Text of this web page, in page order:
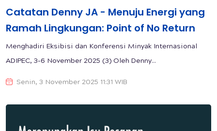
Catatan Denny JA - Menuju Energi yang
Ramah Lingkungan: Point of No Return
Menghadiri Eksibisi dan Konferensi Minyak Internasional
ADIPEC, 3–6 November 2025 (3) Oleh Denny...
Senin, 3 November 2025 11:31 WIB